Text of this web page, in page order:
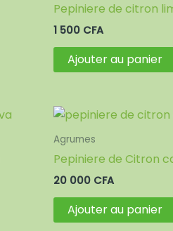
Pepiniere de citron
1 500 CFA
Ajouter au panier
Agrumes
Pepiniere de Citron
20 000 CFA
Ajouter au panier